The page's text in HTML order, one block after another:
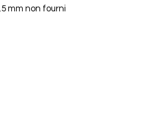
mm non fourni